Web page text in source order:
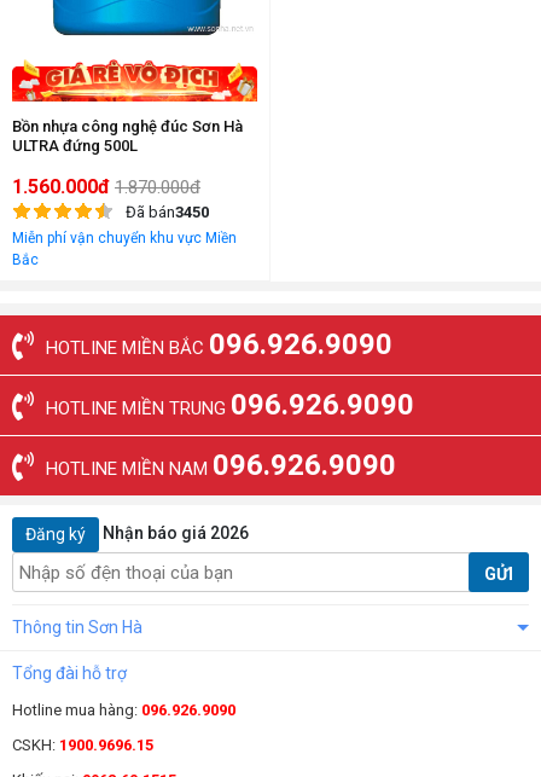
Bồn nhựa công nghệ đúc Sơn Hà
ULTRA đứng 500L
1.560.000đ 1.870.000đ
Đã bán3450
Miễn phí vận chuyển khu vực Miền
Bắc
HOTLINE MIỀN BẮC 096.926.9090
HOTLINE MIỀN TRUNG 096.926.9090
HOTLINE MIỀN NAM 096.926.9090
Đăng ký Nhận báo giá 2026
GỬI
Thông tin Sơn Hà
Tổng đài hỗ trợ
Hotline mua hàng: 096.926.9090
CSKH: 1900.9696.15